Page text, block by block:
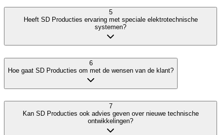
5
Heeft SD Producties ervaring met speciale elektrotechnische
systemen?
6
Hoe gaat SD Producties om met de wensen van de klant?
7
Kan SD Producties ook advies geven over nieuwe technische
ontwikkelingen?